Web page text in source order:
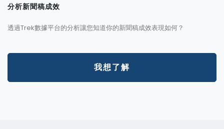
分析新聞稿成效
透過Trek數據平台的分析讓您知道你的新聞稿成效表現如何？
我想了解